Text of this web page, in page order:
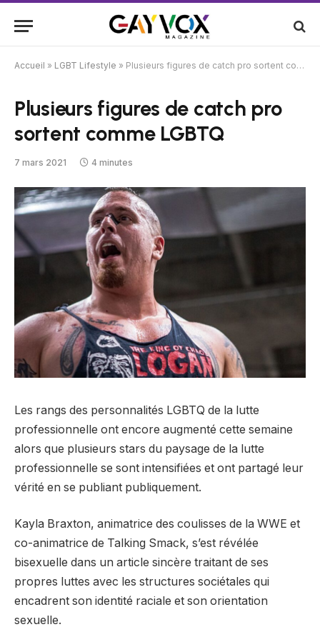
Accueil » LGBT Lifestyle » Plusieurs figures de catch pro sortent comme LGBTQ
Plusieurs figures de catch pro
sortent comme LGBTQ
7 mars 2021 4 minutes
Les rangs des personnalités LGBTQ de la lutte
professionnelle ont encore augmenté cette semaine
alors que plusieurs stars du paysage de la lutte
professionnelle se sont intensifiées et ont partagé leur
vérité en se publiant publiquement.
Kayla Braxton, animatrice des coulisses de la WWE et
co-animatrice de Talking Smack, s’est révélée
bisexuelle dans un article sincère traitant de ses
propres luttes avec les structures sociétales qui
encadrent son identité raciale et son orientation
sexuelle.